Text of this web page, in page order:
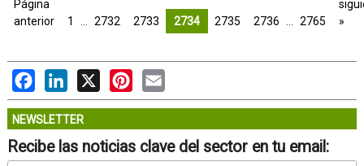
Página
anterior
1 2732 2733 2734 2735 2736 2765
»
FacebookLinkedIn
X PinterestEmail
NEWSLETTER
Recibe las noticias clave del sector en tu email: